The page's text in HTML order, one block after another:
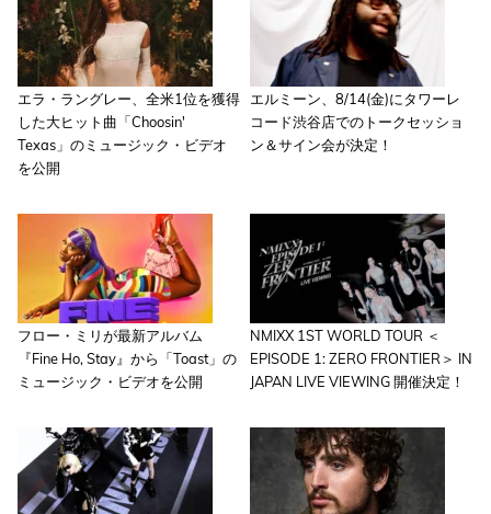
エラ・ラングレー、全米1位を獲得
した大ヒット曲「Choosin'
Texas」のミュージック・ビデオ
を公開
エルミーン、8/14(金)にタワーレ
コード渋谷店でのトークセッショ
ン＆サイン会が決定！
フロー・ミリが最新アルバム
『Fine Ho, Stay』から「Toast」の
ミュージック・ビデオを公開
NMIXX 1ST WORLD TOUR ＜
EPISODE 1: ZERO FRONTIER＞ IN
JAPAN LIVE VIEWING 開催決定！